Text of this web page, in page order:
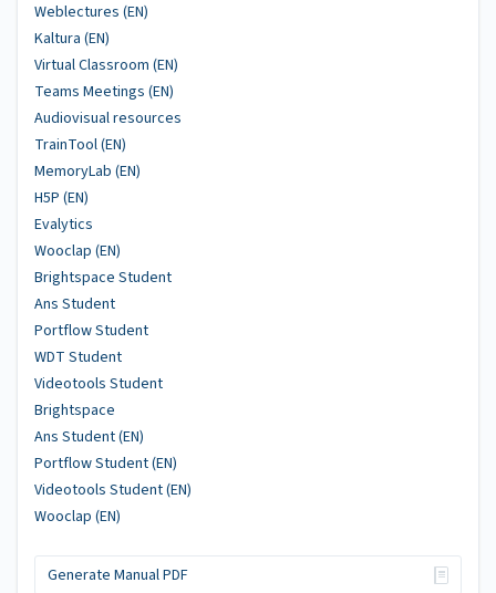
Weblectures (EN)
Kaltura (EN)
Virtual Classroom (EN)
Teams Meetings (EN)
Audiovisual resources
TrainTool (EN)
MemoryLab (EN)
H5P (EN)
Evalytics
Wooclap (EN)
Brightspace Student
Ans Student
Portflow Student
WDT Student
Videotools Student
Brightspace
Ans Student (EN)
Portflow Student (EN)
Videotools Student (EN)
Wooclap (EN)
Generate Manual PDF